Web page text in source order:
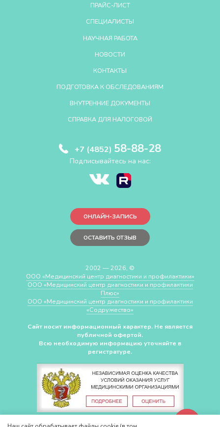
ПРАЙС-ЛИСТ
СПЕЦИАЛИСТЫ
НАУЧНАЯ РАБОТА
НОВОСТИ
КОНТАКТЫ
ПОДГОТОВКА К ОБСЛЕДОВАНИЯМ
ВНУТРЕННИЕ ДОКУМЕНТЫ
СПРАВКА ДЛЯ НАЛОГОВОЙ
+7 (4852) 58-88-28
Подписывайтесь на нас:
ОНЛАЙН-ЗАПИСЬ
ОСТАВИТЬ ОТЗЫВ
2002 — 2026, ©
ООО «Медицинский центр диагностики и профилактики»
ООО «Медицинский центр диагностики и профилактики
Плюс»
ООО «Медицинский центр диагностики и профилактики
«Cодружество»
Сайт носит информационный характер. Не является
публичной офертой.
Всю необходимую информацию уточняйте в
регистратуре.
СДЕЛАНО ВCHUDOV.PRO